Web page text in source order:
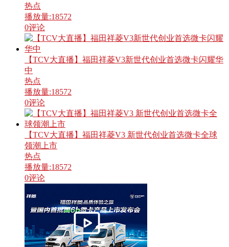
热点
播放量:18572
0评论
【TCV大直播】福田祥菱V3新世代创业首选微卡闪耀华
中
热点
播放量:18572
0评论
【TCV大直播】福田祥菱V3 新世代创业首选微卡全球
领潮上市
热点
播放量:18572
0评论